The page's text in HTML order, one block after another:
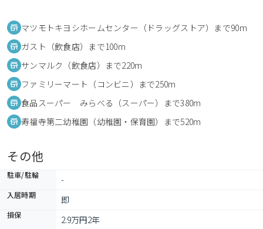
マツモトキヨシホームセンター（ドラッグストア）まで90m
ガスト（飲食店）まで100m
サンマルク（飲食店）まで220m
ファミリーマート（コンビニ）まで250m
食品スーパー みらべる（スーパー）まで380m
寿福寺第二幼稚園（幼稚園・保育園）まで520m
その他
駐車/駐輪 -
入居時期 即
損保 2.9万円2年